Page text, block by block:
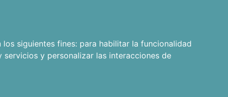
siguientes fines: para habilitar la funcionalidad
y personalizar las interacciones de